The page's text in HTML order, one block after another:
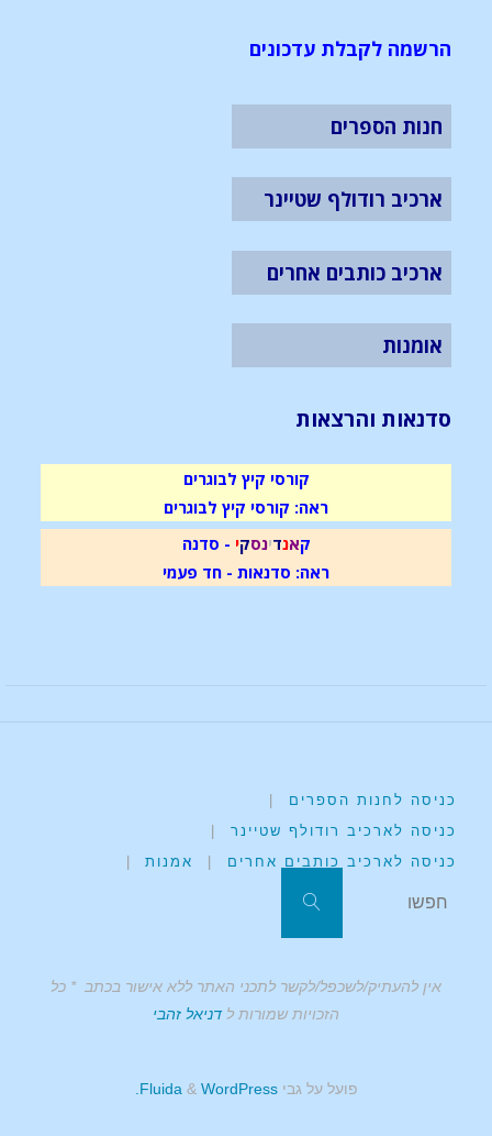
הרשמה לקבלת עדכונים
חנות הספרים
ארכיב רודולף שטיינר
ארכיב כותבים אחרים
אומנות
סדנאות והרצאות
קורסי קיץ לבוגרים
ראה: קורסי קיץ לבוגרים
קאנדינסקי - סדנה
ראה: סדנאות - חד פעמי
כניסה לחנות הספרים
|
כניסה לארכיב רודולף שטיינר
|
כניסה לארכיב כותבים אחרים
| אמנות |
אין להעתיק/לשכפל/לקשר לתכני האתר ללא אישור בכתב * כל
הזכויות שמורות לדניאל זהבי
פועל על גבי Fluida
& WordPress.